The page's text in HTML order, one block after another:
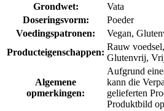
Grondwet:
Vata
Doseringsvorm:
Poeder
Voedingspatronen:
Vegan,
Producteigenschappen:
Rauw
Glutenvrij,
Algemene
opmerkingen:
Aufgrund
kann die
gelieferten
Produktbild